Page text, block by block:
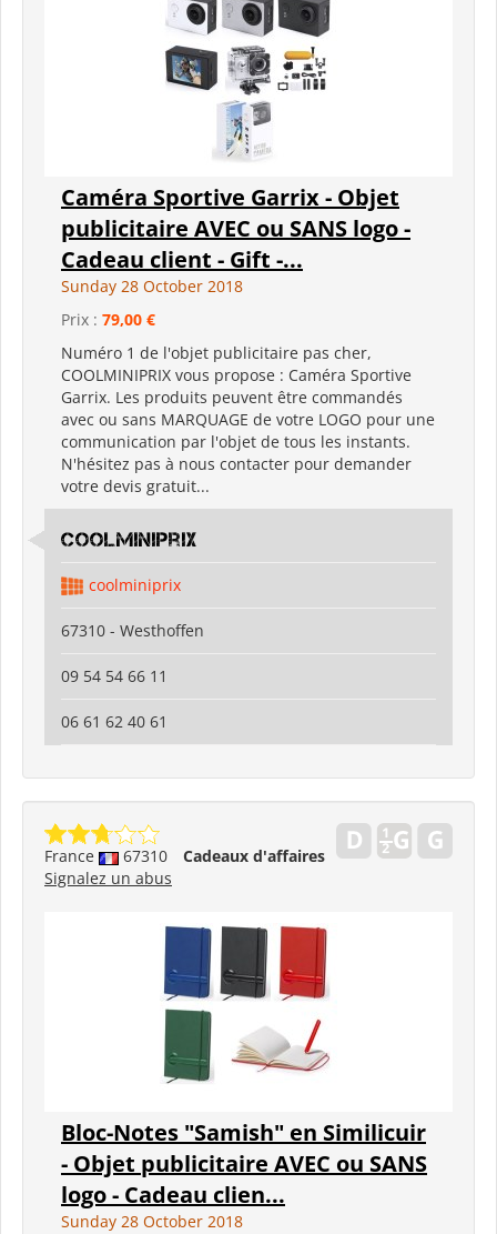
Caméra Sportive Garrix - Objet
publicitaire AVEC ou SANS logo -
Cadeau client - Gift -...
Sunday 28 October 2018
Prix : 79,00 €
Numéro 1 de l'objet publicitaire pas cher,
COOLMINIPRIX vous propose : Caméra Sportive
Garrix. Les produits peuvent être commandés
avec ou sans MARQUAGE de votre LOGO pour une
communication par l'objet de tous les instants.
N'hésitez pas à nous contacter pour demander
votre devis gratuit...
coolminiprix
coolminiprix
67310 - Westhoffen
09 54 54 66 11
06 61 62 40 61
France 67310
Cadeaux d'affaires
Signalez un abus
Bloc-Notes "Samish" en Similicuir
- Objet publicitaire AVEC ou SANS
logo - Cadeau clien...
Sunday 28 October 2018